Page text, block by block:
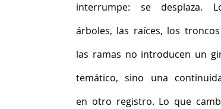
interrumpe: se desplaza.
árboles, las raíces, los
las ramas no introducen un
temático, sino una
en otro registro. Lo que